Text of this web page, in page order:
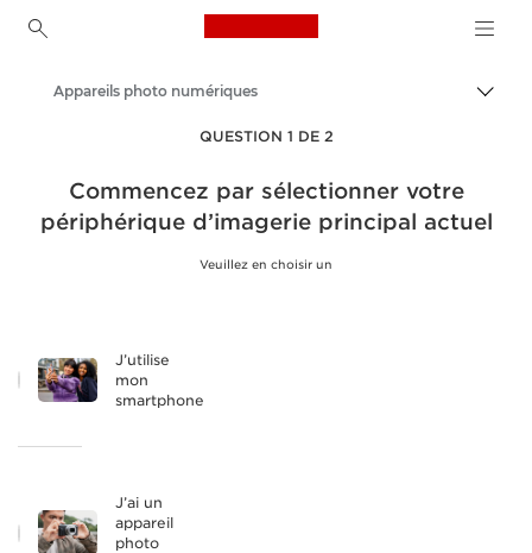
Canon Logo, back to
Appareils photo numériques
QUESTION 1 DE 2
Commencez par sélectionner votre
périphérique d’imagerie principal actuel
Veuillez en choisir un
J’utilise
mon
smartphone
J’ai un
appareil
photo